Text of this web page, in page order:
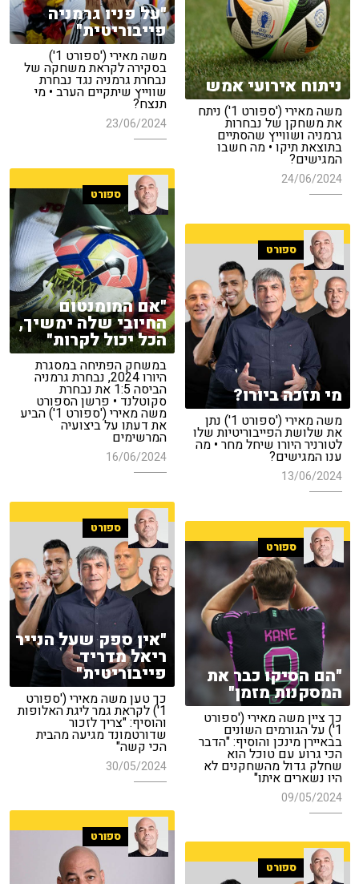
ניתוח אירועי אמש
משה מאירי ('ספורט 1') ניתח
את משחקן של נבחרות
גרמניה ושווייץ שהסתיים
בתוצאת תיקו • מה חשבו
המגישים?
24/06/2024
"על פניו גרמניה
פייבוריטית"
משה מאירי ('ספורט 1')
בסקירה לקראת משחקה של
נבחרת גרמניה נגד נבחרת
שווייץ שיתקיים הערב • מי
תנצח?
23/06/2024
ספורט
"אם המומנטום
החיובי שלה ימשיך,
הכל יכול לקרות"
במשחק הפתיחה במסגרת
היורו 2024, נבחרת גרמניה
הביסה 1:5 את נבחרת
סקוטלנד • פרשן הספורט
משה מאירי ('ספורט 1') הביע
את דעתו על ביצועיה
המרשימים
16/06/2024
ספורט
מי תזכה ביורו?
משה מאירי ('ספורט 1') נתן
את שלושת הפייבוריטיות שלו
לטורניר היורו שיחל מחר • מה
ענו המגישים?
13/06/2024
ספורט
"אין ספק שעל הנייר
ריאל מדריד
פייבוריטית"
כך טען משה מאירי ('ספורט
1') לקראת גמר ליגת האלופות
והוסיף: "צריך לזכור
שדורטמונד מגיעה מהבית
הכי קשה"
30/05/2024
ספורט
"הם הסיקו כבר את
המסקנות מזמן"
כך ציין משה מאירי ('ספורט
1') על הגורמים השונים
בבאיירן מינכן והוסיף: "הדבר
הכי גרוע עם טוכל הוא
שחלק גדול מהשחקנים לא
היו נשארים איתו"
09/05/2024
ספורט
ספורט